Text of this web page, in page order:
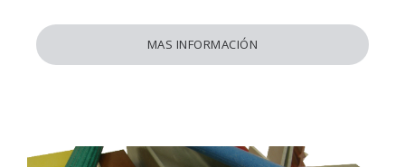
MAS INFORMACIÓN